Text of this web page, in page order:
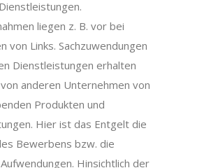
liegen z. B. vor bei
von Links. Sachzuwendungen
Dienstleistungen erhalten
anderen Unternehmen von
Produkten und
Hier ist das Entgelt die
Bewerbens bzw. die
Hinsichtlich der